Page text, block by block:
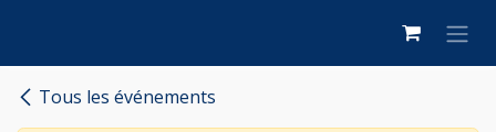
Tous les événements